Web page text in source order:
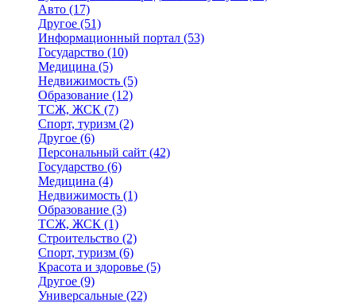
Авто (17)
Другое (51)
Информационный портал (53)
Государство (10)
Медицина (5)
Недвижимость (5)
Образование (12)
ТСЖ, ЖСК (7)
Спорт, туризм (2)
Другое (6)
Персональный сайт (42)
Государство (6)
Медицина (4)
Недвижимость (1)
Образование (3)
ТСЖ, ЖСК (1)
Строительство (2)
Спорт, туризм (6)
Красота и здоровье (5)
Другое (9)
Универсальные (22)